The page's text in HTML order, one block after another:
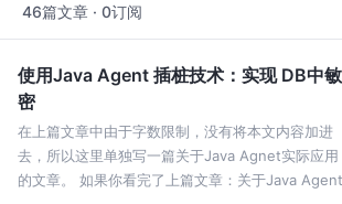
46篇文章 · 0订阅
使用Java Agent 插桩技术：实现 DB中
密
在上篇文章中由于字数限制，没有将本文内容加进
去，所以这里单独写一篇关于Java Agnet实际应用
的文章。 如果你看完了上篇文章：关于Java Agent